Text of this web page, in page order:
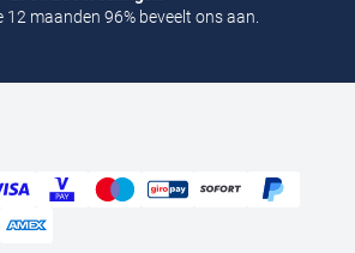
12 maanden 96% beveelt ons aan.